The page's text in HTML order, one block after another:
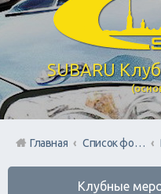
SUBARU
Главная Список форумов
Клубные